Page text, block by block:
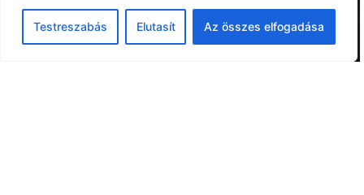
Testreszabás Elutasít Az összes elfogadása